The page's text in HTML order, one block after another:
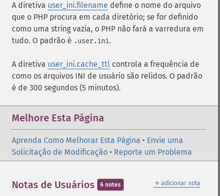
A diretiva user_ini.filename define o nome do arquivo
que o PHP procura em cada diretório; se for definido
como uma string vazia, o PHP não fará a varredura em
tudo. O padrão é .user.ini.
A diretiva user_ini.cache_ttl controla a frequência de
como os arquivos INI de usuário são relidos. O padrão
é de 300 segundos (5 minutos).
Melhore Esta Página
Aprenda Como Melhorar Esta Página • Envie uma
Solicitação de Modificação • Reporte um Problema
＋ adicionar nota
Notas de Usuários 6 notes